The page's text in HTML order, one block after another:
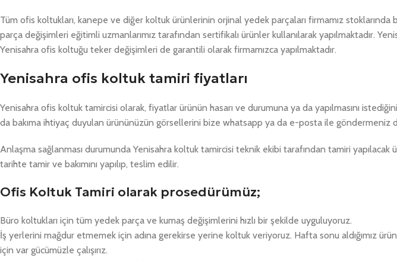
Tüm ofis koltukları, kanepe ve diğer koltuk ürünlerinin orjinal yedek parçaları firmamız stoklarında
parça değişimleri eğitimli uzmanlarımız tarafından sertifikalı ürünler kullanılarak yapılmaktadır.
Yenisahra ofis koltuğu teker değişimleri de garantili olarak firmamızca yapılmaktadır.
Yenisahra ofis koltuk tamiri fiyatları
Yenisahra ofis koltuk tamircisi olarak, fiyatlar ürünün hasarı ve durumuna ya da yapılmasını
da bakıma ihtiyaç duyulan ürününüzün görsellerini bize whatsapp ya da e-posta ile göndermeniz
Anlaşma sağlanması durumunda Yenisahra koltuk tamircisi teknik ekibi tarafından tamiri
tarihte tamir ve bakımını yapılıp, teslim edilir.
Ofis Koltuk Tamiri olarak prosedürümüz;
Büro koltukları için tüm yedek parça ve kumaş değişimlerini hızlı bir şekilde uyguluyoruz.
İş yerlerini mağdur etmemek için adına gerekirse yerine koltuk veriyoruz. Hafta sonu aldığımız
için var gücümüzle çalışırız.